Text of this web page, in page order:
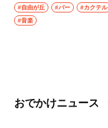
#自由が丘 #バー
#カクテル
#音楽
おでかけニュース